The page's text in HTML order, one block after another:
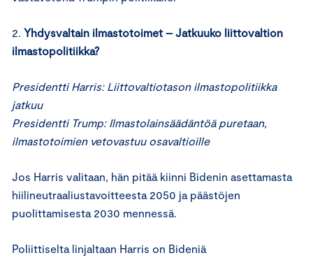
2. Yhdysvaltain ilmastotoimet – Jatkuuko liittovaltion
ilmastopolitiikka?
Presidentti Harris: Liittovaltiotasonilmastopolitiikka
jatkuu
Presidentti Trump: Ilmastolainsäädäntöä puretaan,
ilmastotoimien vetovastuuosavaltioille
Jos Harris valitaan, hän pitää kiinni Bidenin asettamasta
hiilineutraaliustavoitteesta 2050 ja päästöjen
puolittamisesta 2030 mennessä.
Poliittiselta linjaltaan Harris on Bideniä